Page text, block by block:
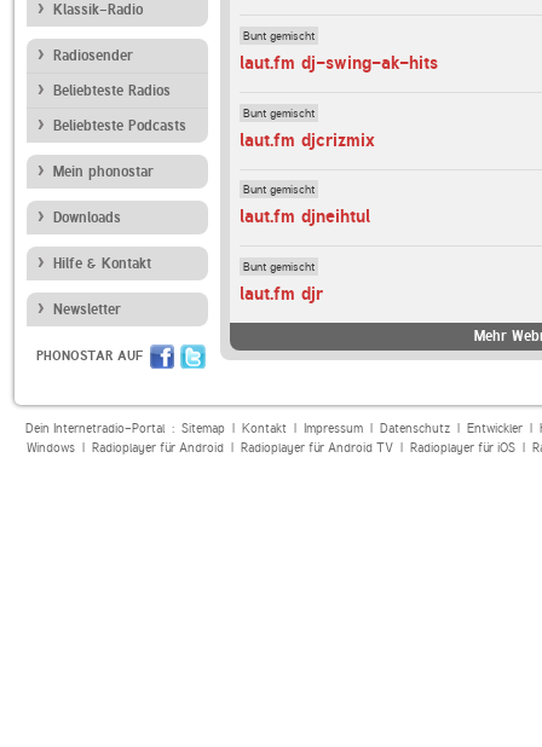
Klassik-Radio
Radiosender
Beliebteste Radios
Beliebteste Podcasts
Mein phonostar
Downloads
Hilfe & Kontakt
Newsletter
PHONOSTAR AUF
Bunt gemischt
laut.fm dj-swing-ak-hits
Bunt gemischt
laut.fm djcrizmix
Bunt gemischt
laut.fm djneihtul
Bunt gemischt
laut.fm djr
Mehr
Dein Internetradio-Portal : Sitemap| Kontakt| Impressum| Datenschutz| Entwickler|
Windows| Radioplayer für Android| Radioplayer für Android TV| Radioplayer für iOS|